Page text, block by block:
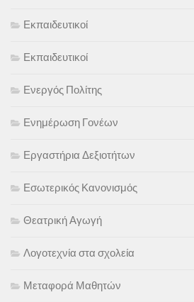
Εκπαιδευτικοί
Εκπαιδευτικοί
Ενεργός Πολίτης
Ενημέρωση Γονέων
Εργαστήρια Δεξιοτήτων
Εσωτερικός Κανονισμός
Θεατρική Αγωγή
Λογοτεχνία στα σχολεία
Μεταφορά Μαθητών